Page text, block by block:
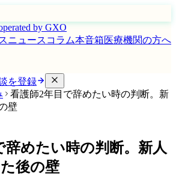
by GXO
ニュース コラム本音箱医療機関の方へ
を登録
看護師2年目で辞めたい時の判断。新
壁
辞めたい時の判断。新人
後の壁